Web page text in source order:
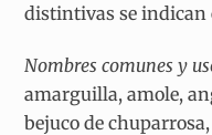
distintivas se indican
Nombres comunes y
amarguilla, amole,
bejuco de